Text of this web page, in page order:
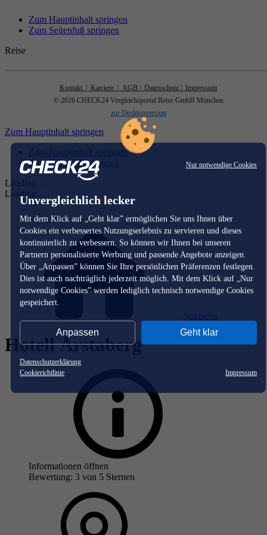
Nur notwendige Cookies
Unvergleichlich lecker
Mit dem Klick auf „Geht klar” ermöglichen Sie uns Ihnen über
Cookies ein verbessertes Nutzungserlebnis zu servieren und dieses
kontinuierlich zu verbessern. So können wir Ihnen bei unseren
Partnern personalisierte Werbung und passende Angebote anzeigen.
Über „Anpassen” können Sie Ihre persönlichen Präferenzen festlegen.
Dies ist auch nachträglich jederzeit möglich. Mit dem Klick auf „Nur
notwendige Cookies” werden lediglich technisch notwendige Cookies
gespeichert.
Anpassen Geht klar
Datenschutzerklärung
Cookierichtlinie
Impressum
Zum Hauptinhalt springen
Zum Seitenfuß springen
Reise
Kontakt | Karriere | AGB | Datenschutz
| Impressum
© 2026 CHECK24 Vergleichsportal Reise GmbH München
zur Desktopversion
Zum Hauptinhalt springen
Zum Hauptinhalt springen
Zum Seitenfuß springen
Loading...
Loading...
Hotell Årstaberg
Informationen öffnen
Bewertung: 3 von 5 Sternen